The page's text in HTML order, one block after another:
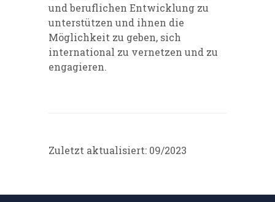
und beruflichen Entwicklung zu
unterstützen und ihnen die
Möglichkeit zu geben, sich
international zu vernetzen und zu
engagieren.
Zuletzt aktualisiert: 09/2023